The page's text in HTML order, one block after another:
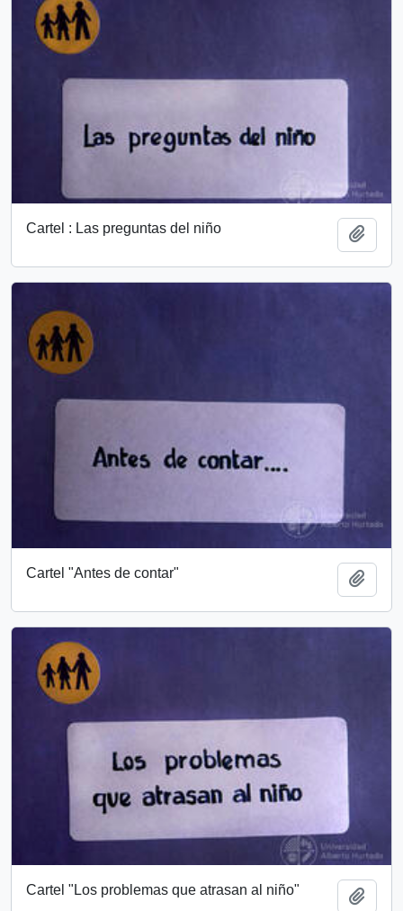
Cartel : Las preguntas del niño
Cartel "Antes de contar"
Cartel "Los problemas que atrasan al niño"